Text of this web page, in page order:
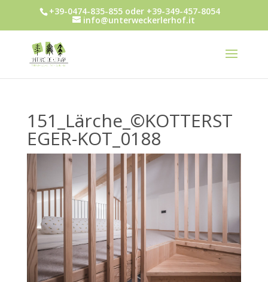
+39-0474-835-855 oder +39-349-457-8054
info@unterweckerlerhof.it
151_Lärche_©KOTTERST
EGER-KOT_0188